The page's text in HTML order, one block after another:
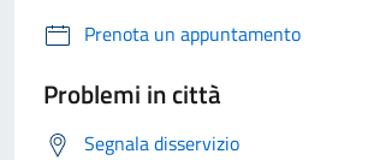
Prenota un appuntamento
Problemi in città
Segnala disservizio